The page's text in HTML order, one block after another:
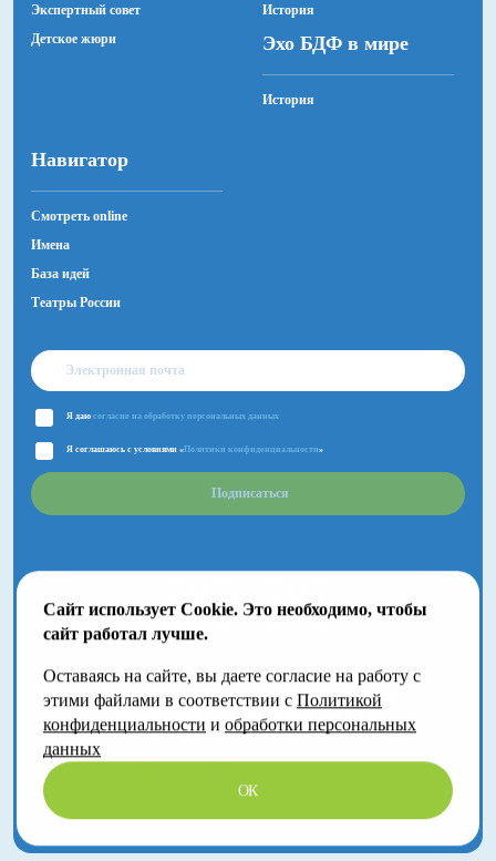
Сайт использует Cookie. Это необходимо, чтобы
сайт работал лучше.
Оставаясь на сайте, вы даете согласие на работу с
этими файлами в соответствии с Политикой
конфиденциальности и обработки персональных
данных
ОК
Экспертный совет
Детское жюри
История
Эхо БДФ в мире
История
Навигатор
Смотреть online
Имена
База идей
Театры России
Я даю согласие на обработку персональных данных
Я соглашаюсь с условиями « Политики конфиденциальности»
Подписаться
2018-2026 © Большой Детский фестиваль.
Москва, Волгоградский проспект, 121